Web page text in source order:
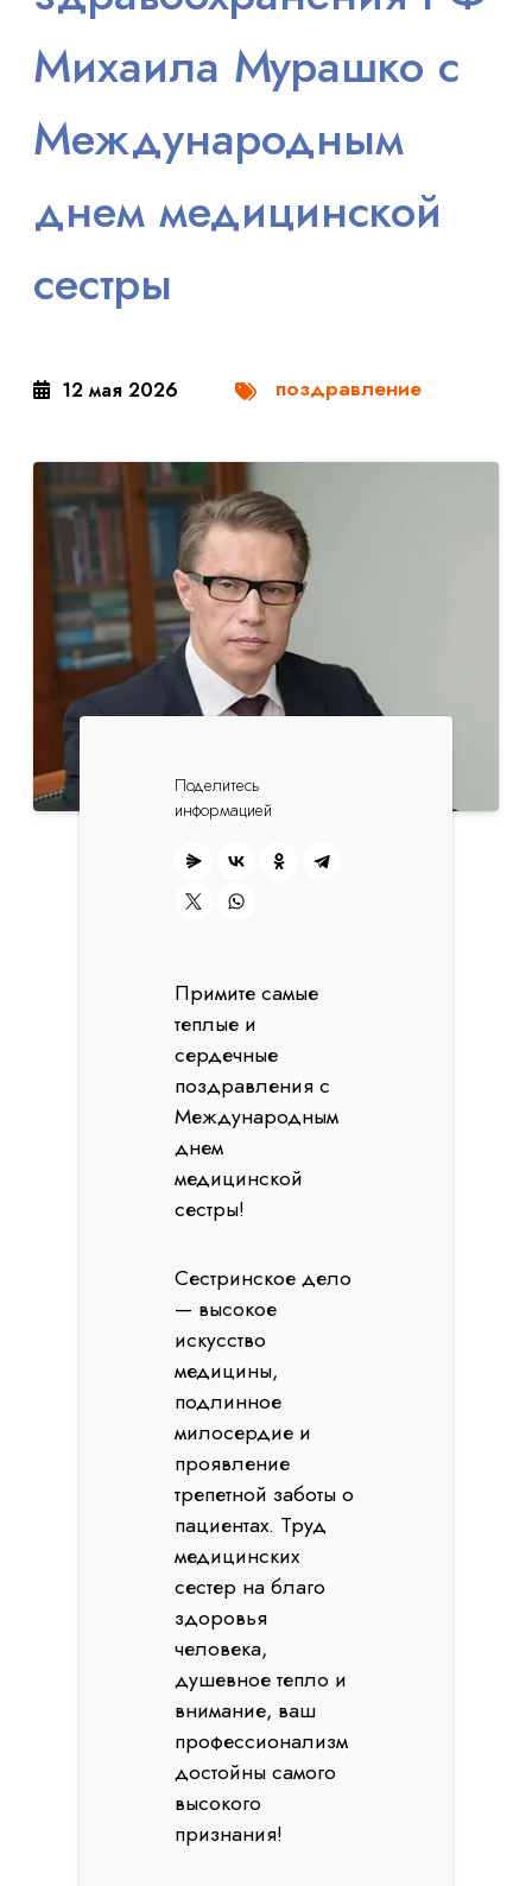
Михаила Мурашко с
Международным
днем медицинской
сестры
12 мая 2026 поздравление
Поделитесь
информацией
Примите самые
теплые и
сердечные
поздравления с
Международным
днем
медицинской
сестры!
Сестринское дело
— высокое
искусство
медицины,
подлинное
милосердие и
проявление
трепетной заботы о
пациентах. Труд
медицинских
сестер на благо
здоровья
человека,
душевное тепло и
внимание, ваш
профессионализм
достойны самого
высокого
признания!